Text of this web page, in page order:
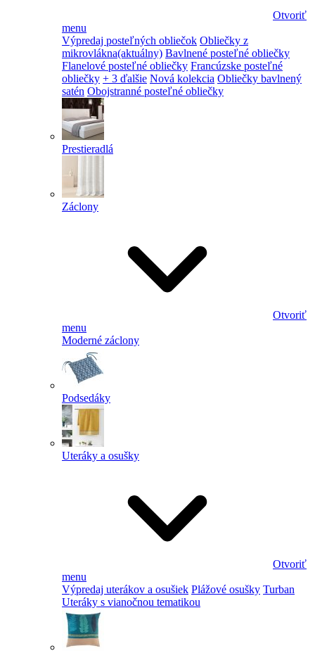
Otvoriť
menu
Výpredaj posteľných obliečok Obliečky z
mikrovlákna(aktuálny) Bavlnené posteľné obliečky
Flanelové posteľné obliečky Francúzske posteľné
obliečky + 3 ďalšie Nová kolekcia Obliečky bavlnený
satén Obojstranné posteľné obliečky
Prestieradlá
Záclony
Otvoriť
menu
Moderné záclony
Podsedáky
Uteráky a osušky
Otvoriť
menu
Výpredaj uterákov a osušiek Plážové osušky Turban
Uteráky s vianočnou tematikou